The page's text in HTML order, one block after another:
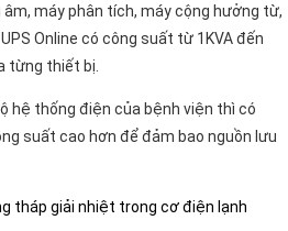
máy phân tích, máy cộng hưởng từ,
Online có công suất từ 1KVA đến
từng thiết bị.
hệ thống điện của bệnh viện thì có
suất cao hơn để đảm bao nguồn lưu
tháp giải nhiệt trong cơ điện lạnh